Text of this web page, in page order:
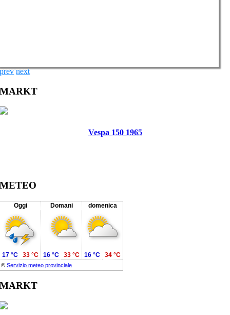
prev next
MARKT
Vespa 150 1965
METEO
Oggi Domani domenica
©Servizio meteo provinciale
17 °C 33 °C 16 °C 33 °C 16 °C 34 °C
MARKT